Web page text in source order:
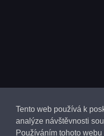
Tento web používá k
analýze návštěvnosti
Používáním tohoto